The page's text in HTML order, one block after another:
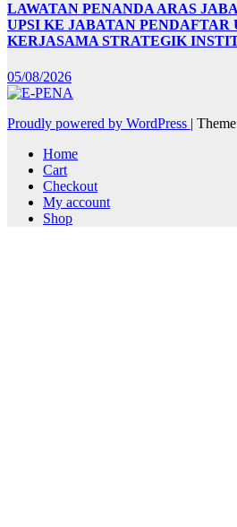
LAWATAN PENANDA ARAS
UPSI KE JABATAN PENDAFTAR
KERJASAMA STRATEGIK
05/08/2026
Proudly powered by WordPress |
Home
Cart
Checkout
My account
Shop